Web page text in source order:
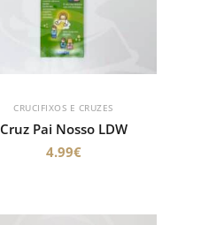
CRUCIFIXOS E CRUZES
Cruz Pai Nosso LDW
4.99€